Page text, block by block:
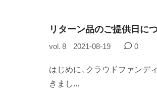
リターン品のご提供日に
vol. 8 2021-08-19 0
はじめに、クラウドファン
きまし...